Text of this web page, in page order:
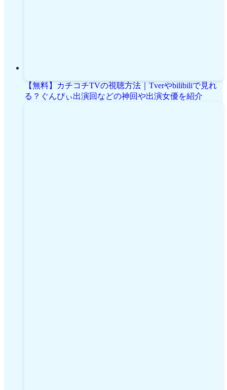
【無料】カチコチTVの視聴方法｜Tverやbilibiliで見れ
る？ぐんぴぃ出演回などの神回や出演女優を紹介